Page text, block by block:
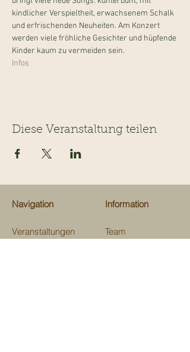
kindlicher Verspieltheit, erwachsenem Schalk
und erfrischenden Neuheiten. Am Konzert
werden viele fröhliche Gesichter und hüpfende
Kinder kaum zu vermeiden sein.
Infos
Diese Veranstaltung teilen
Navigation
Veranstaltungen
Information
Team